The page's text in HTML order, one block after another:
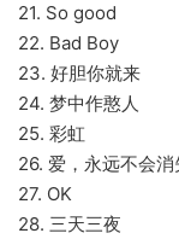
21. So good
22. Bad Boy
23. 好胆你就来
24. 梦中作憨人
25. 彩虹
26. 爱，永远不会消
27. OK
28. 三天三夜